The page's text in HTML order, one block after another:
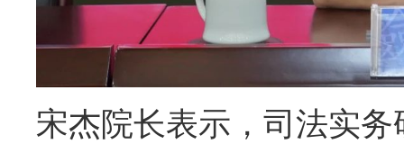
宋杰院长表示，司法实